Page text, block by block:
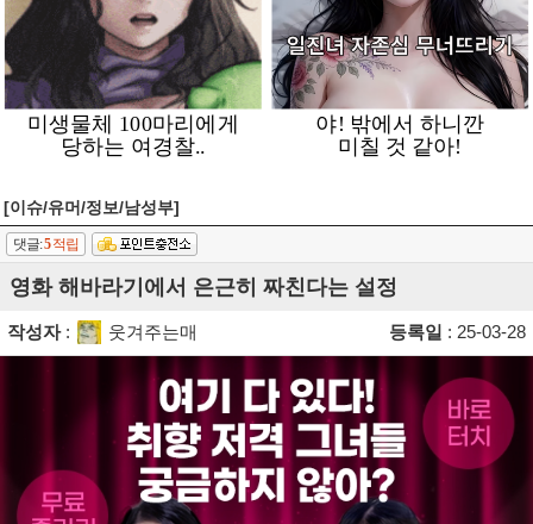
[이슈/유머/정보/남성부]
댓글:5적립
영화 해바라기에서 은근히 짜친다는 설정
작성자: 웃겨주는매 등록일 : 25-03-28